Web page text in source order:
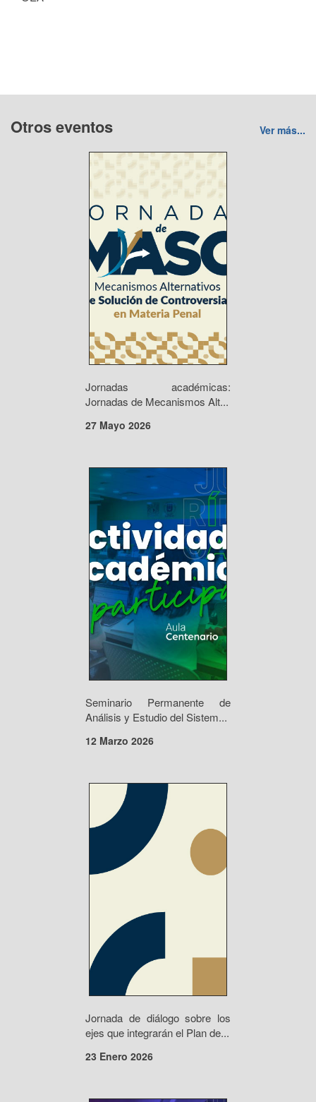
Otros eventos Ver más...
Jornadas académicas:
Jornadas de Mecanismos Alt...
27 Mayo 2026
Seminario Permanente de
Análisis y Estudio del Sistem...
12 Marzo 2026
Jornada de diálogo sobre los
ejes que integrarán el Plan de...
23 Enero 2026